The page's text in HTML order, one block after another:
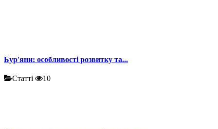
Бур'яни: особливості розвитку та...
Статті 10